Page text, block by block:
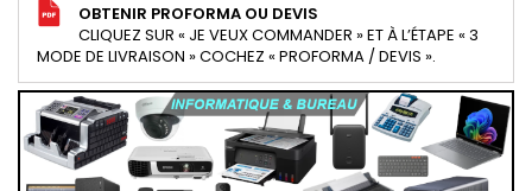
OBTENIR PROFORMA OU DEVIS
CLIQUEZ SUR « JE VEUX COMMANDER » ET À L’ÉTAPE « 3
MODE DE LIVRAISON » COCHEZ « PROFORMA / DEVIS ».